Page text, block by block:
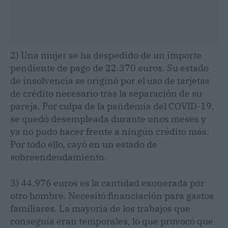
2) Una mujer se ha despedido de un importe
pendiente de pago de 22.370 euros. Su estado
de insolvencia se originó por el uso de tarjetas
de crédito necesario tras la separación de su
pareja. Por culpa de la pandemia del COVID-19,
se quedó desempleada durante unos meses y
ya no pudo hacer frente a ningún crédito más.
Por todo ello, cayó en un estado de
sobreendeudamiento.
3) 44.976 euros es la cantidad exonerada por
otro hombre. Necesitó financiación para gastos
familiares. La mayoría de los trabajos que
conseguía eran temporales, lo que provocó que